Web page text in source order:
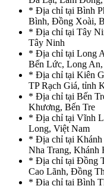
* Địa chỉ tại Bình
Bình, Đồng Xoài,
* Địa chỉ tại Tây
Tây Ninh
* Địa chỉ tại Long
Bến Lức, Long
* Địa chỉ tại Kiên
TP Rạch Giá, tỉnh
* Địa chỉ tại Bến
Khương, Bến Tre
* Địa chỉ tại Vĩnh
Long, Việt Nam
* Địa chỉ tại
Nha Trang, Khánh
* Địa chỉ tại Đồng
Cao Lãnh, Đồng
* Địa chỉ tại Bình